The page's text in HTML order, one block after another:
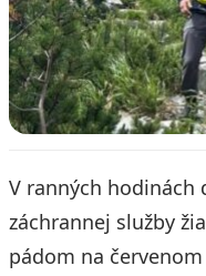
V ranných hodinách
záchrannej služby
pádom na